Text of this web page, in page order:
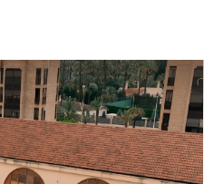
VER TODAS
y afectaciones
e impresos